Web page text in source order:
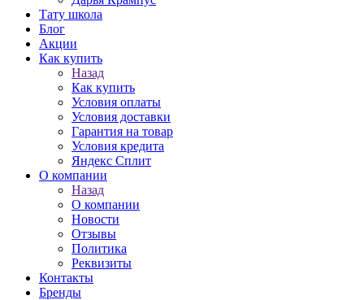
Тату школа
Блог
Акции
Как купить
Назад
Как купить
Условия оплаты
Условия доставки
Гарантия на товар
Условия кредита
Яндекс Сплит
О компании
Назад
О компании
Новости
Отзывы
Политика
Реквизиты
Контакты
Бренды